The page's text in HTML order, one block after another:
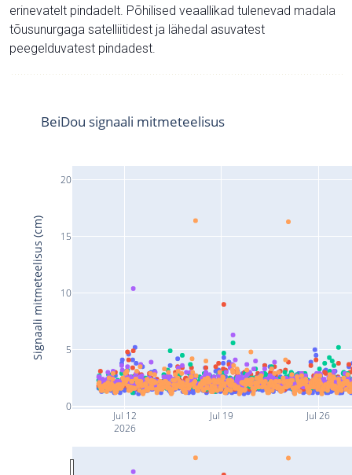
erinevatelt pindadelt. Põhilised veaallikad tulenevad madala
tõusunurgaga satelliitidest ja lähedal asuvatest
peegelduvatest pindadest.
Jul 12
2026
Jul 19 Jul 26
0
5
10
15
20
BeiDou signaali mitmeteelisus
Signaali mitmeteelisus (cm)